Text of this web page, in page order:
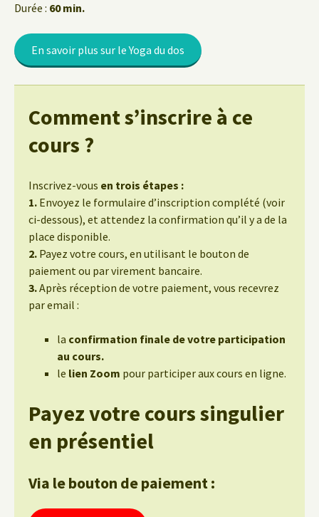
Durée : 60 min.
En savoir plus sur le Yoga du dos
Comment s’inscrire à ce
cours ?
Inscrivez-vous en trois étapes :
1. Envoyez le formulaire d’inscription complété (voir
ci-dessous), et attendez la confirmation qu’il y a de la
place disponible.
2. Payez votre cours, en utilisant le bouton de
paiement ou par virement bancaire.
3.Après réception de votre paiement, vous recevrez
par email :
la confirmation finale de votre participation
au cours.
le lien Zoom pour participer aux cours en ligne.
Payez votre cours singulier
en présentiel
Via le bouton de paiement :